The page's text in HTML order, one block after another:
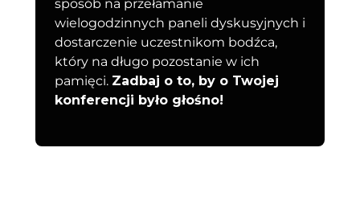
sposób na przełamanie
wielogodzinnych paneli dyskusyjnych i
dostarczenie uczestnikom bodźca,
który na długo pozostanie w ich
pamięci. Zadbaj o to, by o Twojej
konferencji było głośno!